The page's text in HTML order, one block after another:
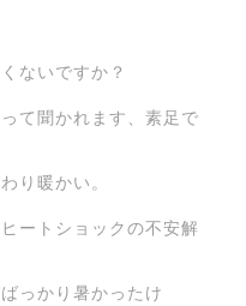
ないですか？
て聞かれます、素足で
り暖かい。
ートショックの不安解
っかり暑かったけ